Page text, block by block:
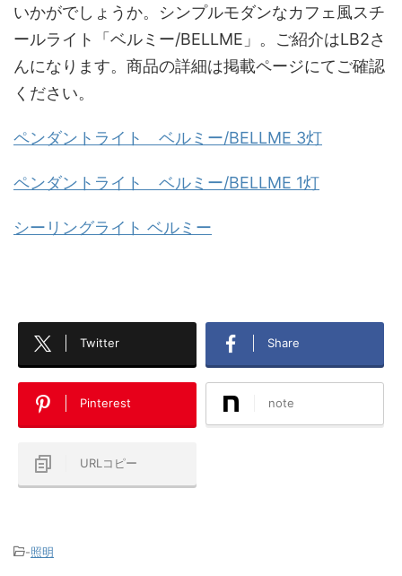
いかがでしょうか。シンプルモダンなカフェ風スチ
ールライト「ベルミー/BELLME」。ご紹介はLB2さ
んになります。商品の詳細は掲載ページにてご確認
ください。
ペンダントライト ベルミー/BELLME 3灯
ペンダントライト ベルミー/BELLME 1灯
シーリングライト ベルミー
Twitter Share
Pinterest note
URLコピー
-照明